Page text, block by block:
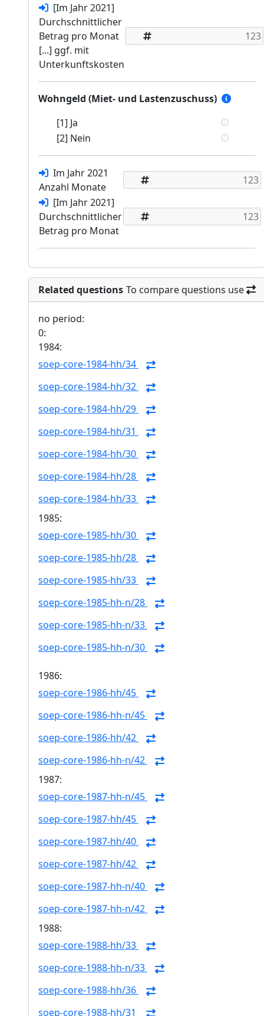
[Im Jahr 2021]
Durchschnittlicher
Betrag pro Monat
[...] ggf. mit
Unterkunftskosten
Wohngeld (Miet- und Lastenzuschuss)
[1] Ja
[2] Nein
Im Jahr 2021
Anzahl Monate
[Im Jahr 2021]
Durchschnittlicher
Betrag pro Monat
Related questions To compare questions use
no period:
0:
1984:
soep-core-1984-hh/34
soep-core-1984-hh/32
soep-core-1984-hh/29
soep-core-1984-hh/31
soep-core-1984-hh/30
soep-core-1984-hh/28
soep-core-1984-hh/33
1985:
soep-core-1985-hh/30
soep-core-1985-hh/28
soep-core-1985-hh/33
soep-core-1985-hh-n/28
soep-core-1985-hh-n/33
soep-core-1985-hh-n/30
1986:
soep-core-1986-hh/45
soep-core-1986-hh-n/45
soep-core-1986-hh/42
soep-core-1986-hh-n/42
1987:
soep-core-1987-hh-n/45
soep-core-1987-hh/45
soep-core-1987-hh/40
soep-core-1987-hh/42
soep-core-1987-hh-n/40
soep-core-1987-hh-n/42
1988:
soep-core-1988-hh/33
soep-core-1988-hh-n/33
soep-core-1988-hh/36
soep-core-1988-hh/31